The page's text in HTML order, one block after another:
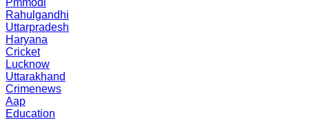
Pmmodi
Rahulgandhi
Uttarpradesh
Haryana
Cricket
Lucknow
Uttarakhand
Crimenews
Aap
Education